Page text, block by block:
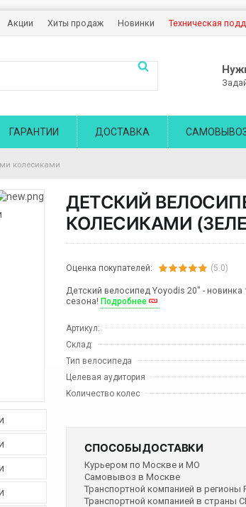
Акции Хиты продаж Новинки Техническая
ГАРАНТИИ ДОСТАВКА
колесиками
ДЕТСКИЙ
КОЛЕСИКАМИ
Оценка покупателей: (5.0)
Детский велосипед Yoyodis 20" - новинка
сезона!Подробнее
Артикул:
Склад:
Тип велосипеда
Целевая аудитория
Количество колес
СПОСОБЫ ДОСТАВКИ
Курьером по Москве и МО
Самовывоз в Москве
Транспортной компанией в регионы
Транспортной компанией в страны